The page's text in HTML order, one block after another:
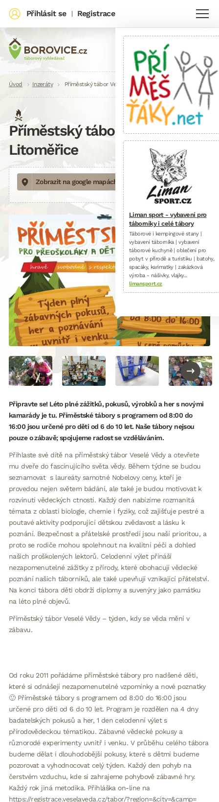
Přihlásit se | Registrace
Drobečková
navigace
Úvod Inzeráty Příměstský tábor Veselá věda Litoměřice
Příměstský tábor Veselá věda
Litoměřice
Zobrazit na google mapách
Připravte se! Léto plné zážitků, pokusů, výrobků a her s novými
kamarády je tu. Příměstské tábory s programem od 8:00 do
16:00 jsou určené pro děti od 6 do 10 let. Naše tábory nejsou
pouze o zábavě; spojujeme radost se vzděláváním.
Přihlaste své dítě na příměstský tábor Veselé Vědy a otevřete
mu dveře do fascinujícího světa vědy. Během týdne se budou
seznamovat s laureáty samotné Nobelovy ceny, kteří je
provedou nejen světem bádání, ale také je budou motivovat k
rozvinutí vědeckých ctností. Každý den nabízíme rozmanitá
témata z oblasti biologie, chemie i fyziky, což zajišťuje pestré a
poutavé aktivity podporující dětskou zvědavost a lásku k
poznání. Bezpečnost a přátelské prostředí jsou naší prioritou, a
proto se rodiče mohou spolehnout na kvalitní péči a dohled
našich proškolených lektorů. Celodenní výlet přináší
nezapomenutelné zážitky z přírody, které obohacují vědecké
poznání našich táborníků, ale také upevňují vznikající přátelství.
Na konci tábora děti obdrží diplomy a suvenýry jako památku
na léto plné objevů.
Příměstský tábor Veselé Vědy – týden, kdy se věda mění v
zábavu.
Od roku 2011 pořádáme příměstské tábory pro nadšené děti,
které si odnášejí nezapomenutelné vzpomínky a nové poznatky
🙂 Příměstské tábory s programem od 8:00 do 16:00 jsou
určené pro děti od 6 do 10 let. Program je rozdělen na 4 dny
badatelských pokusů a her, 1 den celodenní výlet s
přírodovědeckou tématikou. Zábavné vědecké pokusy a
různorodé experimenty uvnitř i venku. V průběhu celého tábora
budeme dělat i dlouhodobější pokusy, které s dětmi budeme
pozorovat a vyhodnocovat celý týden. Každý den pohyb na
čerstvém vzduchu, kde si zahrajeme pohybově zábavné hry.
Každý rok jiná metodika. Přihláška on-line na
https://registrace.veselaveda.cz/tabor/?region=&city=&camp=
Liman sport - vybavení pro
táborníky i celé tábory
Táborové i kempingové stany |
vybavení táborníka | vybavení
táborové kuchyně | oblečení pro
pobyt v přírodě a turistiku | batohy,
spacáky, karimatky | zakázková
výroba - nášivky, vlajky...
limansport.cz